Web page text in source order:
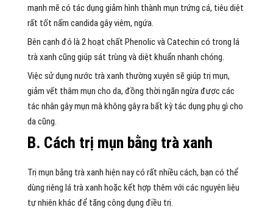
mạnh mẽ có tác dụng giảm hình thành mụn trứng cá, tiêu diệt
rất tốt nấm candida gây viêm, ngứa.
Bên cạnh đó là 2 hoạt chất Phenolic và Catechin có trong lá
trà xanh cũng giúp sát trùng và diệt khuẩn nhanh chóng.
Việc sử dụng nước trà xanh thường xuyên sẽ giúp trị mụn,
giảm vết thâm mụn cho da, đồng thời ngăn ngừa được các
tác nhân gây mụn mà không gây ra bất kỳ tác dụng phụ gì cho
da cũng.
B. Cách trị mụn bằng trà xanh
Trị mụn bằng trà xanh hiện nay có rất nhiều cách, bạn có thể
dùng riêng lá trà xanh hoặc kết hợp thêm với các nguyên liệu
tự nhiên khác để tăng công dụng điều trị.